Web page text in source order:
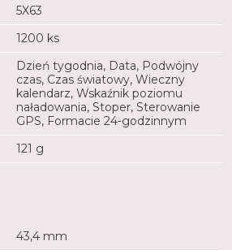
5X63
1200 ks
Dzień tygodnia, Data, Podwójny
czas, Czas światowy, Wieczny
kalendarz, Wskaźnik poziomu
naładowania, Stoper, Sterowanie
GPS, Formacie 24-godzinnym
121 g
43,4 mm